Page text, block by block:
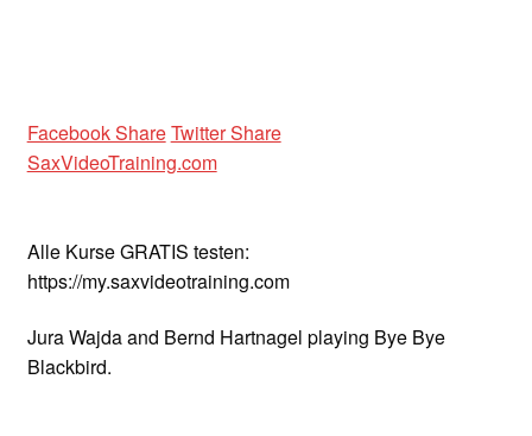
Facebook ShareTwitter Share
SaxVideoTraining.com
Alle Kurse GRATIS testen:
https://my.saxvideotraining.com
Jura Wajda and Bernd Hartnagel playing Bye Bye
Blackbird.